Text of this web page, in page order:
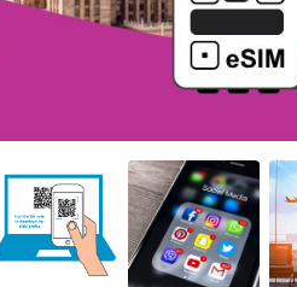
Angled view Angled view